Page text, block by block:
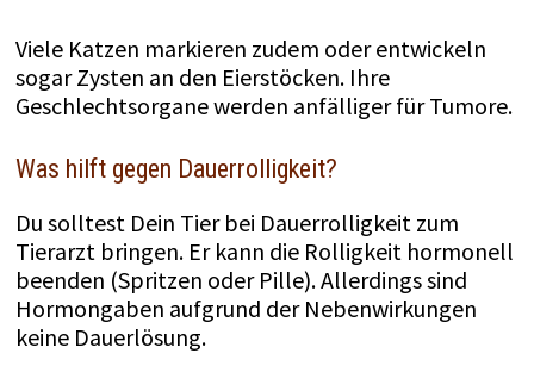
Viele Katzen markieren zudem oder entwickeln
sogar Zysten an den Eierstöcken. Ihre
Geschlechtsorgane werden anfälliger für Tumore.
Was hilft gegen Dauerrolligkeit?
Du solltest Dein Tier bei Dauerrolligkeit zum
Tierarzt bringen. Er kann die Rolligkeit hormonell
beenden (Spritzen oder Pille). Allerdings sind
Hormongaben aufgrund der Nebenwirkungen
keine Dauerlösung.